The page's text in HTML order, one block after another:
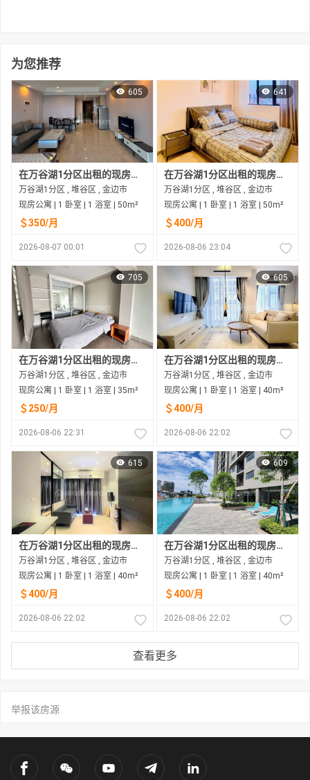
为您推荐
605
在万谷湖1分区出租的现房公寓
万谷湖1分区 , 堆谷区 , 金边市
现房公寓 | 1 卧室 | 1 浴室 | 50m²
＄350/月
2026-08-07 00:01
641
在万谷湖1分区出租的现房公寓
万谷湖1分区 , 堆谷区 , 金边市
现房公寓 | 1 卧室 | 1 浴室 | 50m²
＄400/月
2026-08-06 23:04
705
在万谷湖1分区出租的现房公寓
万谷湖1分区 , 堆谷区 , 金边市
现房公寓 | 1 卧室 | 1 浴室 | 35m²
＄250/月
2026-08-06 22:31
605
在万谷湖1分区出租的现房公寓
万谷湖1分区 , 堆谷区 , 金边市
现房公寓 | 1 卧室 | 1 浴室 | 40m²
＄400/月
2026-08-06 22:02
615
在万谷湖1分区出租的现房公寓
万谷湖1分区 , 堆谷区 , 金边市
现房公寓 | 1 卧室 | 1 浴室 | 40m²
＄400/月
2026-08-06 22:02
609
在万谷湖1分区出租的现房公寓
万谷湖1分区 , 堆谷区 , 金边市
现房公寓 | 1 卧室 | 1 浴室 | 40m²
＄400/月
2026-08-06 22:02
查看更多
举报该房源